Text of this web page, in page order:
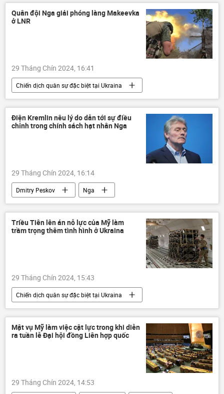
Quân sự
Quân đội Nga giải phóng làng Makeevka
ở LNR
29 Tháng Chín 2024, 16:41
Chiến dịch quân sự đặc biệt tại Ukraina
Cuộc khủng hoảng ở Ukraina
Ukraina
Nga
Thế giới
Bộ Quốc phòng Nga
xung đột quân sự
LNR
Điện Kremlin nêu lý do dẫn tới sự điều
chỉnh trong chính sách hạt nhân Nga
29 Tháng Chín 2024, 16:14
Dmitry Peskov
Nga
Vấn đề hạt nhân
Cuộc khủng hoảng ở Ukraina
Ukraina
phương Tây
Thế giới
Chính sách
Triều Tiên lên án nỗ lực của Mỹ làm
trầm trọng thêm tình hình ở Ukraina
29 Tháng Chín 2024, 15:43
Chiến dịch quân sự đặc biệt tại Ukraina
Cuộc khủng hoảng ở Ukraina
Ukraina
viện trợ quân sự
Hoa Kỳ
Thế giới
Bắc Triều Tiên
phương Tây
Mật vụ Mỹ làm việc cật lực trong khi diễn
ra tuần lễ Đại hội đồng Liên hợp quốc
29 Tháng Chín 2024, 14:53